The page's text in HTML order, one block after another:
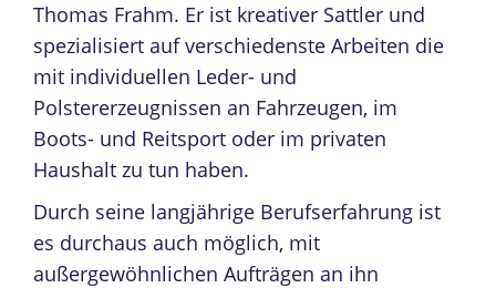
Thomas Frahm. Er ist kreativer Sattler und
spezialisiert auf verschiedenste Arbeiten die
mit individuellen Leder- und
Polstererzeugnissen an Fahrzeugen, im
Boots- und Reitsport oder im privaten
Haushalt zu tun haben.
Durch seine langjährige Berufserfahrung ist
es durchaus auch möglich, mit
außergewöhnlichen Aufträgen an ihn